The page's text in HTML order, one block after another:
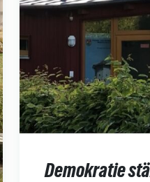
Demokratie